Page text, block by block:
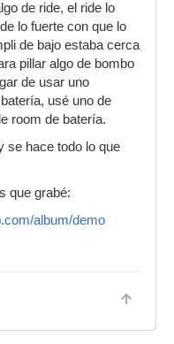
de ride, el ride lo
lo fuerte con que lo
de bajo estaba cerca
pillar algo de bombo
de usar uno
usé uno de
room de batería.
se hace todo lo que
que grabé:
album/demo